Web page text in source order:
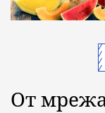
От